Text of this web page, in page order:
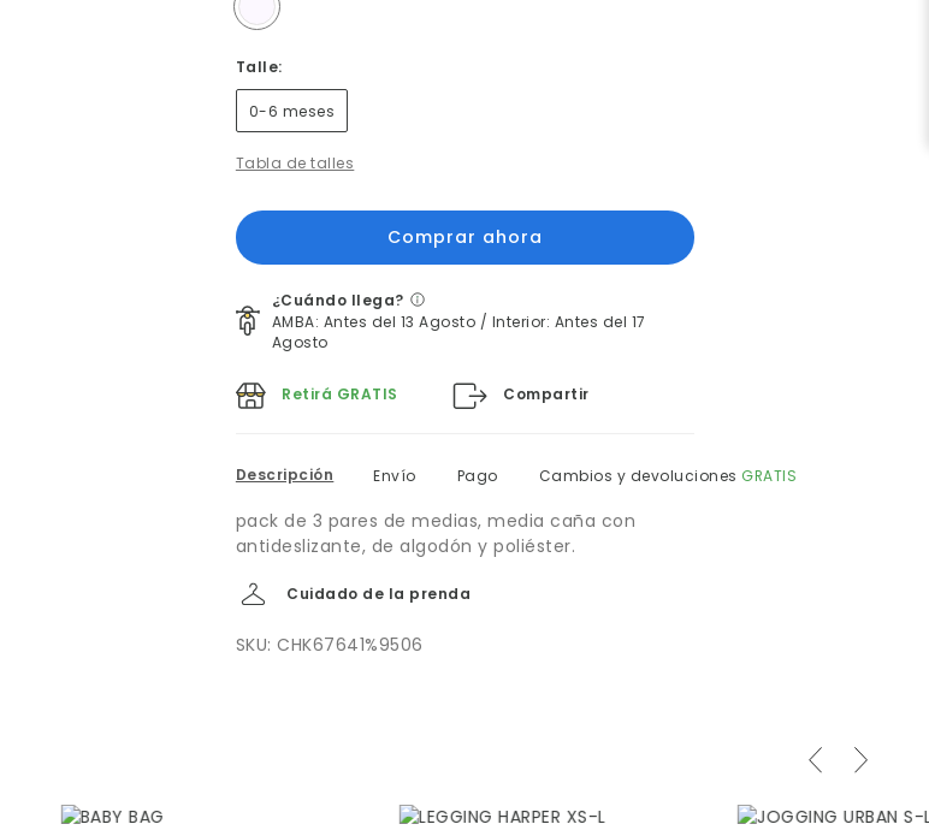
Talle:
0-6 meses
Tabla de talles
¿Cuándo llega?
AMBA: Antes del 13 Agosto / Interior: Antes del 17
Agosto
Retirá GRATIS Compartir
Descripción Envío Pago Cambios y devoluciones GRATIS
pack de 3 pares de medias, media caña con
antideslizante, de algodón y poliéster.
Cuidado de la prenda
SKU: CHK67641%9506